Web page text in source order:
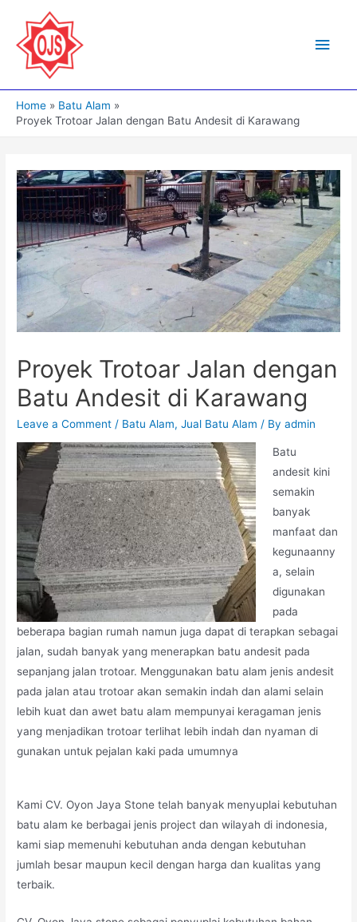
content
Main
Home
Batu Alam
Proyek Trotoar Jalan dengan Batu Andesit di Karawang
Proyek Trotoar Jalan dengan
Batu Andesit di Karawang
Leave a Comment / Batu Alam,Jual Batu Alam / Byadmin
Batu
andesit kini
semakin
banyak
manfaat dan
kegunaanny
a, selain
digunakan
pada
beberapa bagian rumah namun juga dapat di terapkan sebagai
jalan, sudah banyak yang menerapkan batu andesit pada
sepanjang jalan trotoar. Menggunakan batu alam jenis andesit
pada jalan atau trotoar akan semakin indah dan alami selain
lebih kuat dan awet batu alam mempunyai keragaman jenis
yang menjadikan trotoar terlihat lebih indah dan nyaman di
gunakan untuk pejalan kaki pada umumnya
Kami CV. Oyon Jaya Stone telah banyak menyuplai kebutuhan
batu alam ke berbagai jenis project dan wilayah di indonesia,
kami siap memenuhi kebutuhan anda dengan kebutuhan
jumlah besar maupun kecil dengan harga dan kualitas yang
terbaik.